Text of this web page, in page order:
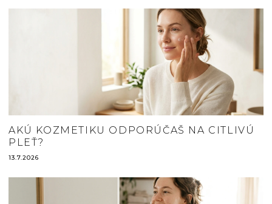
AKÚ KOZMETIKU ODPORÚČAŠ NA CITLIVÚ
PLEŤ?
13.7.2026